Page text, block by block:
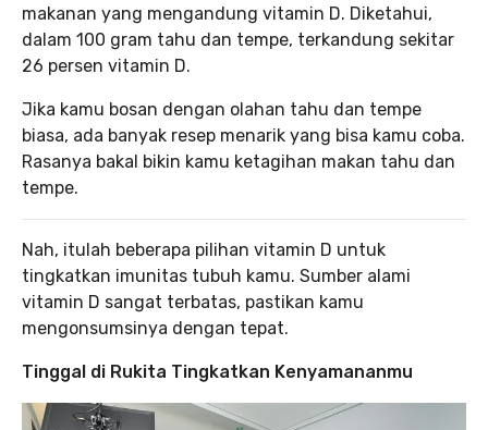
makanan yang mengandung vitamin D. Diketahui,
dalam 100 gram tahu dan tempe, terkandung sekitar
26 persen vitamin D.
Jika kamu bosan dengan olahan tahu dan tempe
biasa, ada banyak resep menarik yang bisa kamu coba.
Rasanya bakal bikin kamu ketagihan makan tahu dan
tempe.
Nah, itulah beberapa pilihan vitamin D untuk
tingkatkan imunitas tubuh kamu. Sumber alami
vitamin D sangat terbatas, pastikan kamu
mengonsumsinya dengan tepat.
Tinggal di Rukita Tingkatkan Kenyamananmu